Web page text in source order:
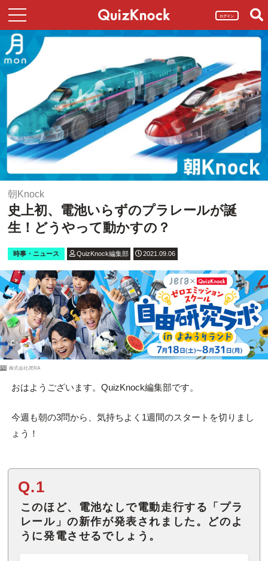
ログイン
朝Knock
史上初、電池いらずのプラレールが誕
生！どうやって動かすの？
時事・ニュース QuizKnock編集部 2021.09.06
PR 株式会社JERA
おはようございます。QuizKnock編集部です。
今週も朝の3問から、気持ちよく1週間のスタートを切りまし
ょう！
Q.1
このほど、電池なしで電動走行する「プラ
レール」の新作が発表されました。どのよ
うに発電させるでしょう。